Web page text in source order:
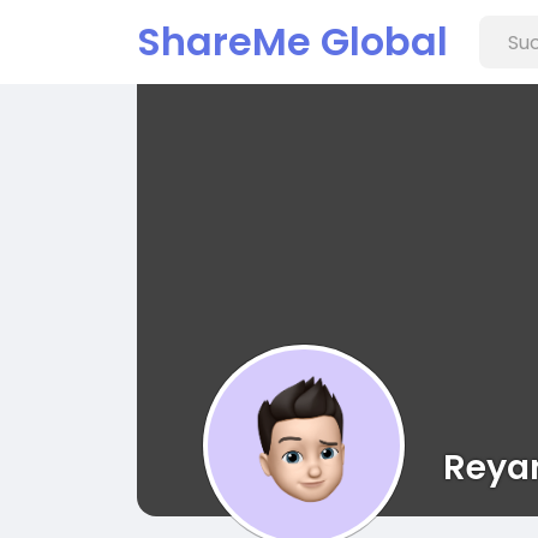
ShareMe Global